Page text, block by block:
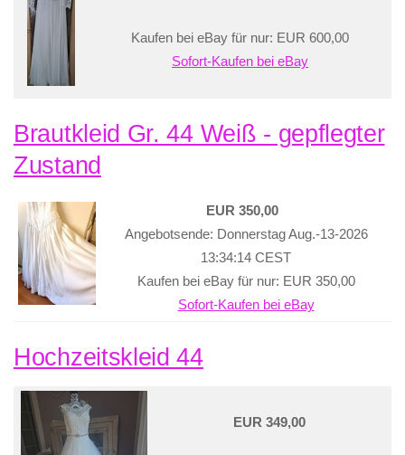
Kaufen bei eBay für nur: EUR 600,00
Sofort-Kaufen bei eBay
Brautkleid Gr. 44 Weiß - gepflegter
Zustand
EUR 350,00
Angebotsende: Donnerstag Aug.-13-2026
13:34:14 CEST
Kaufen bei eBay für nur: EUR 350,00
Sofort-Kaufen bei eBay
Hochzeitskleid 44
EUR 349,00